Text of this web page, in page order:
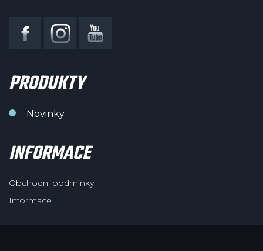
PRODUKTY
Novinky
INFORMACE
Obchodní podmínky
Informace